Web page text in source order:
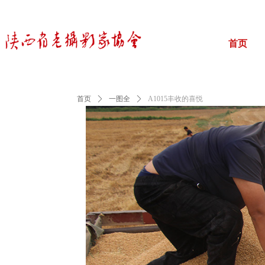
首页
首页 ꄲ 一图全 ꄲ A1015丰收的喜悦